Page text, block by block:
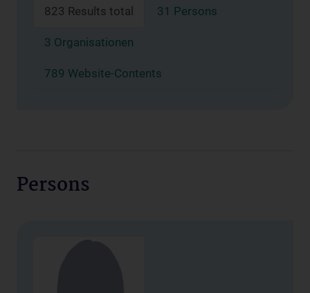
823 Results total 31 Persons
3 Organisationen
789 Website-Contents
Persons